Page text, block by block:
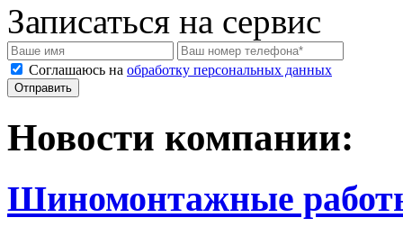
Записаться на сервис
Соглашаюсь на обработку персональных данных
Новости компании:
Шиномонтажные